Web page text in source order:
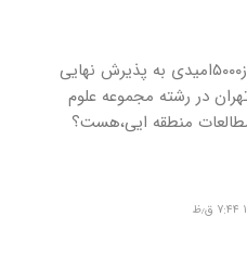
سلام.با رتبه۹۳بین۲۵۰۰نفر وتراز۵۰۰۰امیدی به پذیرش نهایی
در رشته مجموعه علوم
منطقه ایی،هست؟